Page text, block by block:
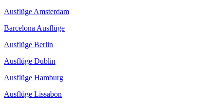
Ausflüge Amsterdam
Barcelona Ausflüge
Ausflüge Berlin
Ausflüge Dublin
Ausflüge Hamburg
Ausflüge Lissabon